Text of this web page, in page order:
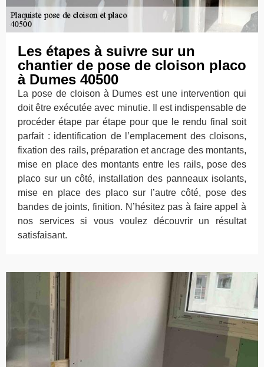
Les étapes à suivre sur un
chantier de pose de cloison placo
à Dumes 40500
La pose de cloison à Dumes est une intervention qui
doit être exécutée avec minutie. Il est indispensable de
procéder étape par étape pour que le rendu final soit
parfait : identification de l’emplacement des cloisons,
fixation des rails, préparation et ancrage des montants,
mise en place des montants entre les rails, pose des
placo sur un côté, installation des panneaux isolants,
mise en place des placo sur l’autre côté, pose des
bandes de joints, finition. N’hésitez pas à faire appel à
nos services si vous voulez découvrir un résultat
satisfaisant.